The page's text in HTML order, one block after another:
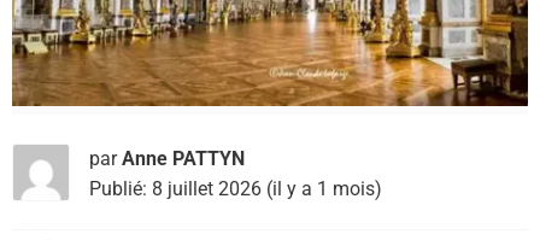
parAnne PATTYN
Publié: 8 juillet 2026 (il y a 1 mois)